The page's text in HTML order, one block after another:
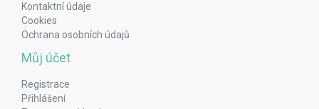
Kontaktní údaje
Cookies
Ochrana osobních údajů
Můj účet
Registrace
Přihlášení